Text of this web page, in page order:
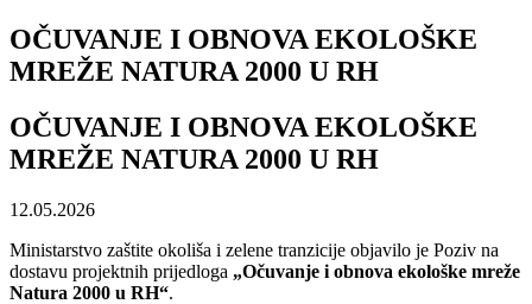
OČUVANJE I OBNOVA EKOLOŠKE
MREŽE NATURA 2000 U RH
OČUVANJE I OBNOVA EKOLOŠKE
MREŽE NATURA 2000 U RH
12.05.2026
Ministarstvo zaštite okoliša i zelene tranzicije objavilo je Poziv na
dostavu projektnih prijedloga „Očuvanje i obnova ekološke mreže
Natura 2000 u RH“.